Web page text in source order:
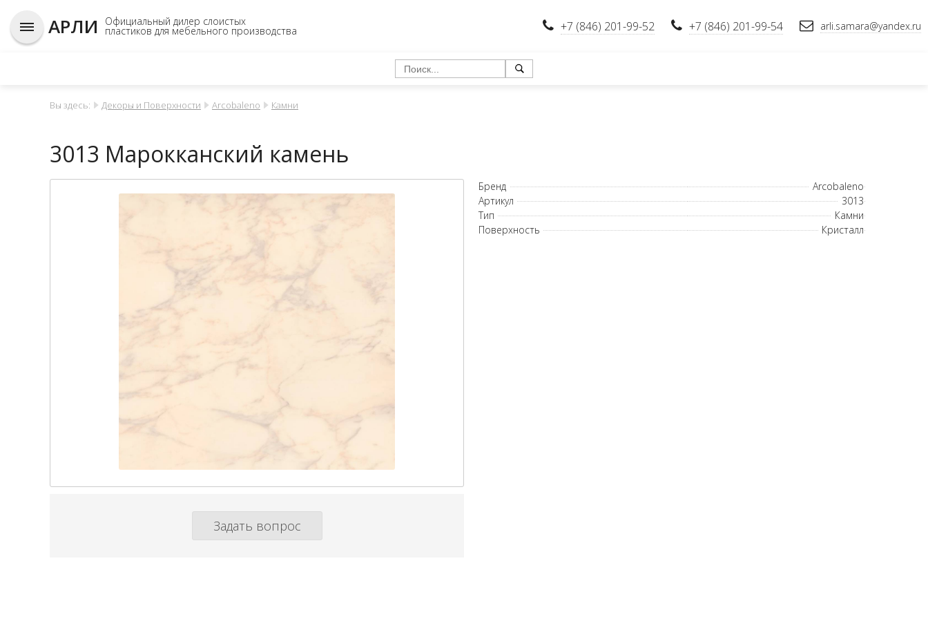
АРЛИ Официальный дилер слоистых
пластиков для мебельного производства +7 (846) 201-99-52 +7 (846) 201-99-54 arli.samara@yandex.ru
Вы здесь: Декоры и Поверхности Arcobaleno Камни
3013 Марокканский камень
Задать вопрос
Бренд
Arcobaleno
Артикул
3013
Тип
Камни
Поверхность
Кристалл